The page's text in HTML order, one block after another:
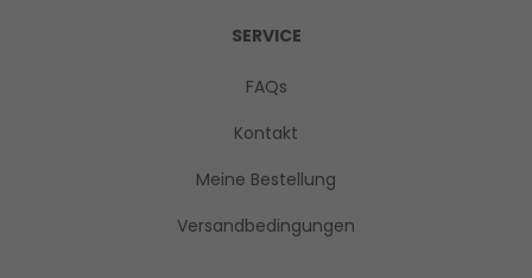
SERVICE
FAQs
Kontakt
Meine Bestellung
Versandbedingungen